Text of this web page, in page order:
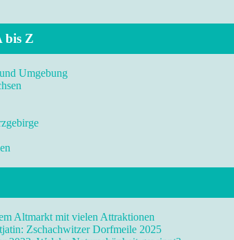
bis Z
Umgebung
Altmarkt mit vielen Attraktionen
Zschachwitzer Dorfmeile 2025